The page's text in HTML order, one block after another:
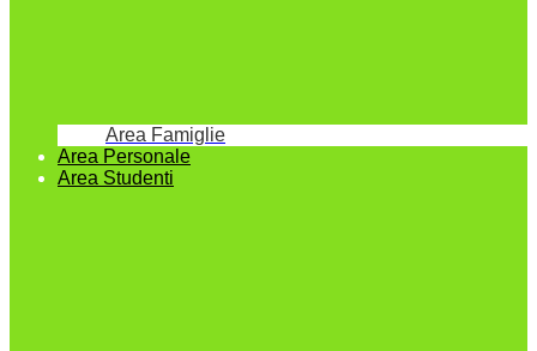
Area Famiglie
Area Personale
Area Studenti